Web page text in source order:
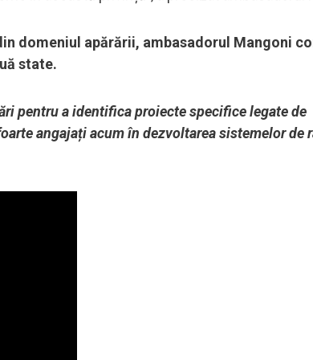
domeniul apărării, ambasadorul Mangoni
state.
pentru a identifica proiecte specifice legate de
angajați acum în dezvoltarea sistemelor de